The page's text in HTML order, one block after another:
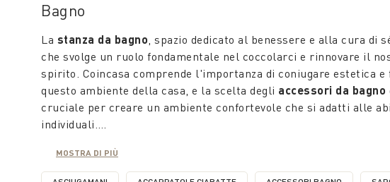
Bagno
La stanza da bagno, spazio dedicato al benessere e alla cura di
che svolge un ruolo fondamentale nel coccolarci e rinnovare il
spirito. Coincasa comprende l'importanza di coniugare estetica e
questo ambiente della casa, e la scelta degli accessori da bagno
cruciale per creare un ambiente confortevole che si adatti alle
individuali.
MOSTRA DI PIÙ